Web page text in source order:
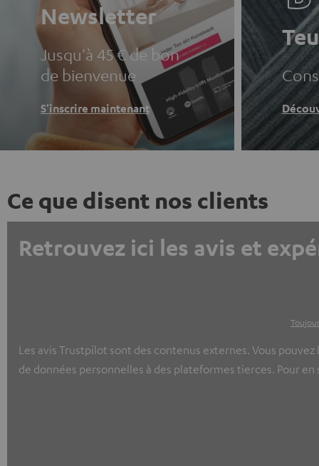
Newsletter
Jusqu'à 45 € de bon
de bienvenue
S'inscrire maintenant
Ce que disent nos clients
Retrouvez ici les avis et
Les avis Trustpilot sont des contenus externes. Vous
de données personnelles à des plateformes tierces. Pour